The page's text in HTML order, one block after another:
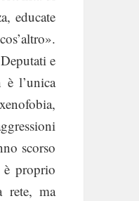
educate
e
è l’unica
scorso
proprio
rete, ma